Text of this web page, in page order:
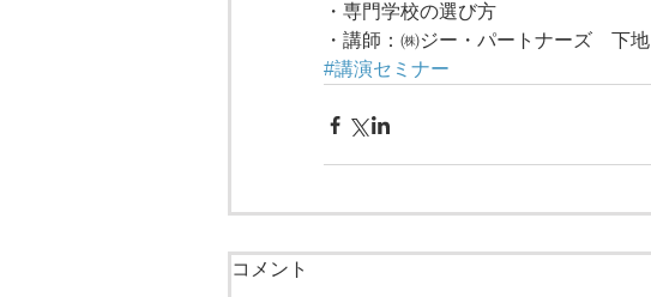
・専門学校の選び方
・講師：㈱ジー・パートナーズ　下地
#講演セミナー
コメント